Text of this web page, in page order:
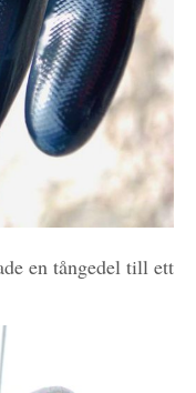
en tångedel till ett